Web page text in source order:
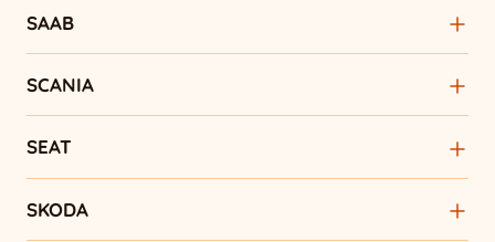
SAAB
SCANIA
SEAT
SKODA